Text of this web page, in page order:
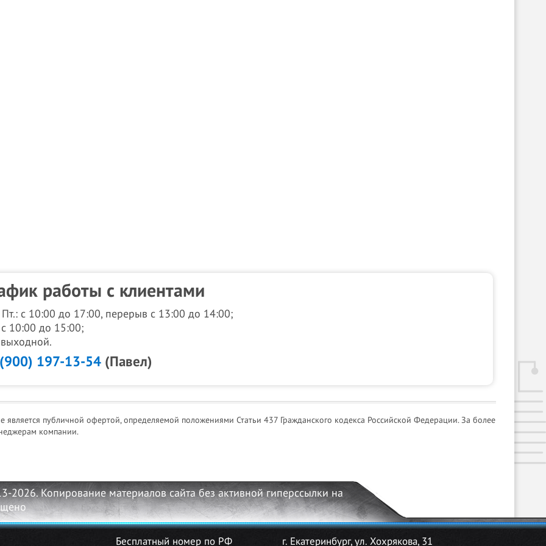
работы с клиентами
Пт.: с 10:00 до 17:00, перерыв с 13:00 до 14:00;
10:00 до 15:00;
197-13-54 (Павел)
публичной офертой, определяемой положениями Статьи 437 Гражданского кодекса Российской Федерации. За более
компании.
2026. Копирование материалов сайта без активной гиперссылки на
Бесплатный номер по РФ г. Екатеринбург, ул. Хохрякова, 31